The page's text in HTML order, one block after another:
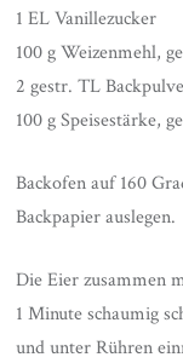
1 EL Vanillezucker
100 g Weizenmehl,
2 gestr. TL
100 g Speisestärke,
Backofen auf 160
Backpapier auslegen.
Die Eier zusammen
1 Minute schaumig
und unter Rühren